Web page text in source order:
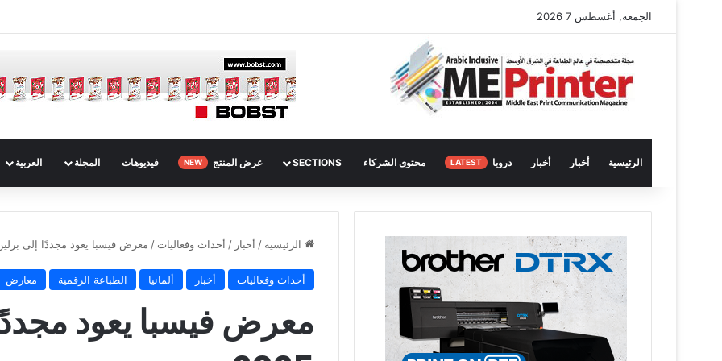
الجمعة, أغسطس 7 2026
الرئيسية أخبار أخبار دروبا LATEST محتوى الشركاء SECTIONS عرض المنتج NEW فيديوهات المجلة العربية
الرئيسية / أخبار / أحداث وفعاليات / معرض فيسبا يعود مجددًا إلى برلين
أحداث وفعاليات أخبار ألمانيا الطباعة الرقمية معارض
معرض فيسبا يعود